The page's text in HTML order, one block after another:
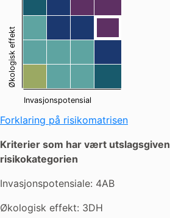
Økologisk effekt
Invasjonspotensial
Forklaring på risikomatrisen
Kriterier som har vært
risikokategorien
Invasjonspotensiale: 4AB
Økologisk effekt: 3DH